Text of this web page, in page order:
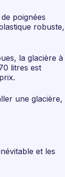
poignées
robuste,
la glacière à
litres est
une glacière,
et les